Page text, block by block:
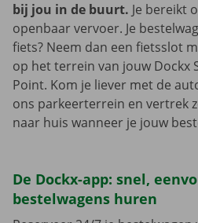
bij jou in de buurt. Je bereikt
openbaar vervoer. Je
fiets? Neem dan een fietsslot
op het terrein van jouw Dockx
Point. Kom je liever met de
ons parkeerterrein en vertrek
naar huis wanneer je jouw
De Dockx-app: snel,
bestelwagens huren